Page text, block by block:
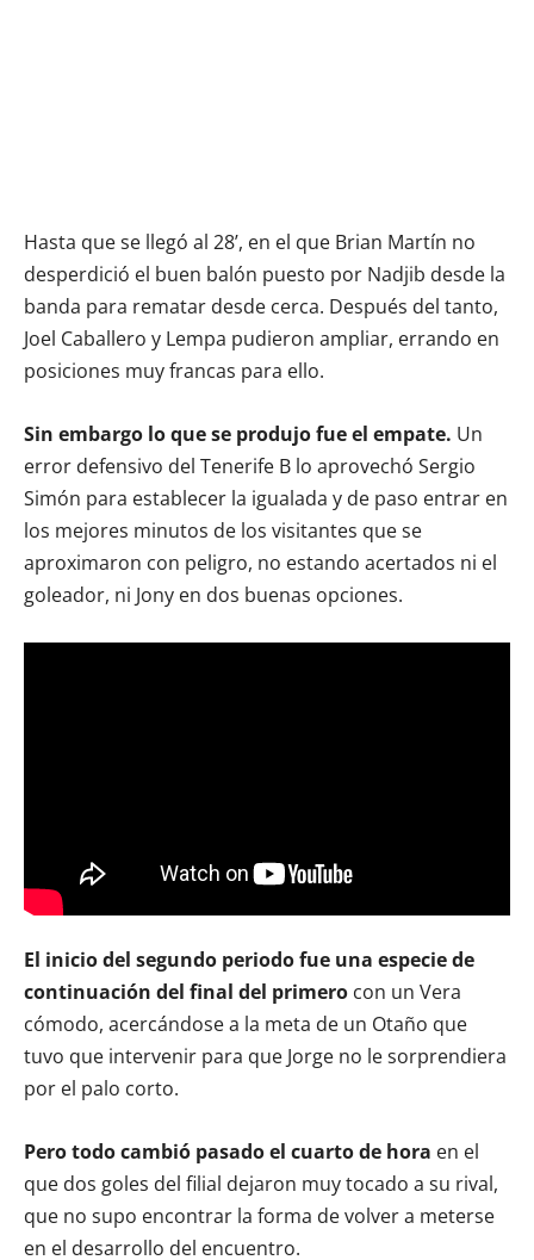
Hasta que se llegó al 28’, en el que Brian Martín no
desperdició el buen balón puesto por Nadjib desde la
banda para rematar desde cerca. Después del tanto,
Joel Caballero y Lempa pudieron ampliar, errando en
posiciones muy francas para ello.
Sin embargo lo que se produjo fue el empate. Un
error defensivo del Tenerife B lo aprovechó Sergio
Simón para establecer la igualada y de paso entrar en
los mejores minutos de los visitantes que se
aproximaron con peligro, no estando acertados ni el
goleador, ni Jony en dos buenas opciones.
El inicio del segundo periodo fue una especie de
continuación del final del primero con un Vera
cómodo, acercándose a la meta de un Otaño que
tuvo que intervenir para que Jorge no le sorprendiera
por el palo corto.
Pero todo cambió pasado el cuarto de hora en el
que dos goles del filial dejaron muy tocado a su rival,
que no supo encontrar la forma de volver a meterse
en el desarrollo del encuentro.